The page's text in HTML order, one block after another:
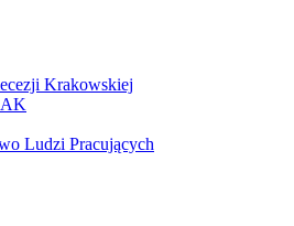
Krakowskiej
AK
Ludzi Pracujących